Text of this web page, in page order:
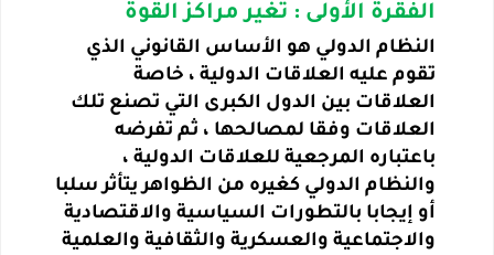
الفقرة الأولى : تغير مراكز القوة
النظام الدولي هو الأساس القانوني الذي
تقوم عليه العلاقات الدولية ، خاصة
العلاقات بين الدول الكبرى التي تصنع تلك
العلاقات وفقا لمصالحها ، ثم تفرضه
باعتباره المرجعية للعلاقات الدولية ،
والنظام الدولي كغيره من الظواهر يتأثر سلبا
أو إيجابا بالتطورات السياسية والاقتصادية
والاجتماعية والعسكرية والثقافية والعلمية